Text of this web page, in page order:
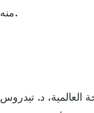
منه.
د. تيدروس